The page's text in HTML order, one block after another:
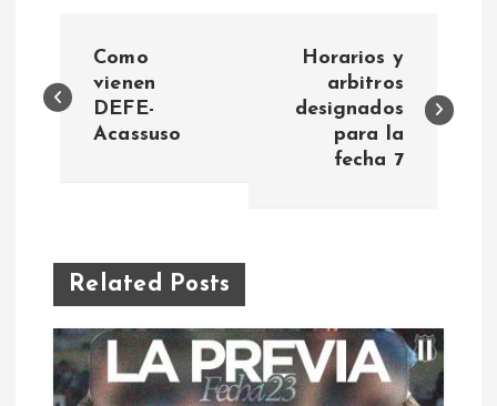
a
g
a
c
Como
vienen
DEFE-
Acassuso
Horarios y
arbitros
designados
para la
fecha 7
Related Posts